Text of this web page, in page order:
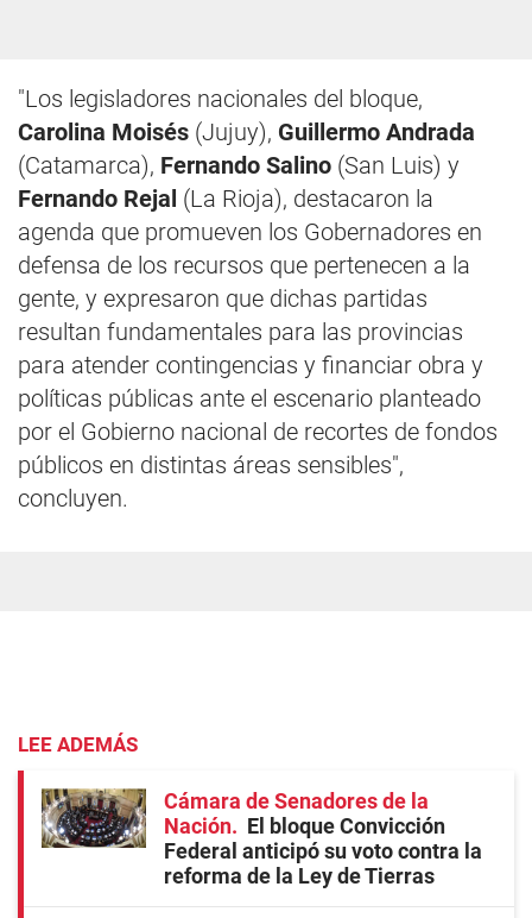
"Los legisladores nacionales del bloque,
Carolina Moisés (Jujuy), Guillermo Andrada
(Catamarca), Fernando Salino (San Luis) y
Fernando Rejal (La Rioja), destacaron la
agenda que promueven los Gobernadores en
defensa de los recursos que pertenecen a la
gente, y expresaron que dichas partidas
resultan fundamentales para las provincias
para atender contingencias y financiar obra y
políticas públicas ante el escenario planteado
por el Gobierno nacional de recortes de fondos
públicos en distintas áreas sensibles",
concluyen.
LEE ADEMÁS
Cámara de Senadores de la
Nación
El bloque Convicción
Federal anticipó su voto contra la
reforma de la Ley de Tierras